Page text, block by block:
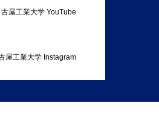
屋工業大学 YouTube
屋工業大学 Instagram